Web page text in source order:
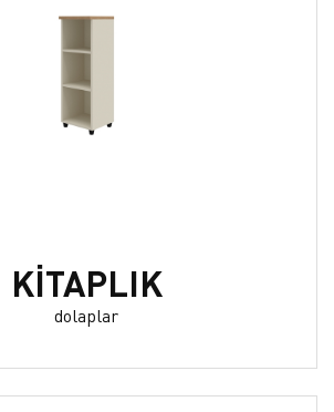
KİTAPLIK
dolaplar